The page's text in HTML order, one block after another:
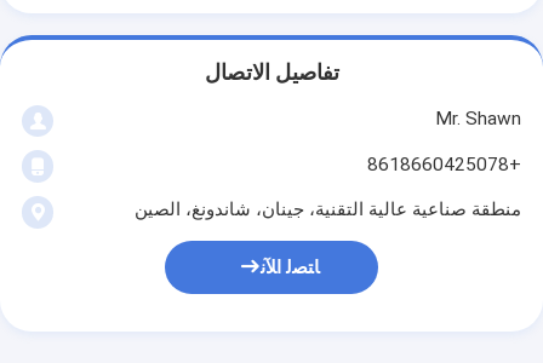
تفاصيل الاتصال
Mr. Shawn
+8618660425078
منطقة صناعية عالية التقنية، جينان، شاندونغ، الصين
ﺎﺘﺼﻟ ﺍﻶﻧ